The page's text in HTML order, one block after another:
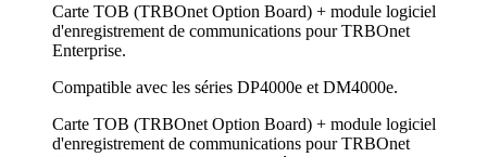
Carte TOB (TRBOnet Option Board) + module logiciel
d'enregistrement de communications pour TRBOnet
Enterprise.
Compatible avec les séries DP4000e et DM4000e.
Carte TOB (TRBOnet Option Board) + module logiciel
d'enregistrement de communications pour TRBOnet